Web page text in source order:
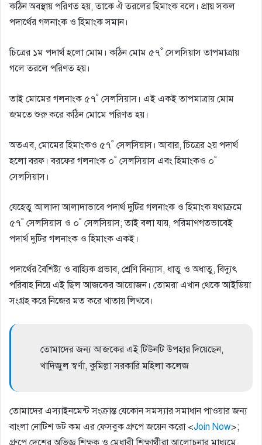
কঠিন অবস্থায় পরিণত হয়, তাকে ঐ তরলের হিমাংক বলে। প্রায় সকল
পদার্থের গলনাংক ও হিমাংক সমান।
চিত্রের ১ম পদার্থ হলো মোম। কঠিন মোম ৫৭˚ সেলসিয়াস তাপমাত্রায়
গলে তরলে পরিণত হয়।
তাই মোমের গলনাংক ৫৭˚ সেলসিয়াস। এই একই তাপমাত্রায় মোম
জমতে শুরু করে কঠিন মোমে পরিণত হয়।
অতএব, মোমের হিমাংকও ৫৭˚ সেলসিয়াস। আবার, চিত্রের ২য় পদার্থ
হলো বরফ। বরফের গলনাংক ০˚ সেলসিয়াস এবং হিমাংকও ০˚
সেলসিয়াস।
যেহেতু আলাদা আলাদাভাবে পদার্থ দুটির গলনাংক ও হিমাংক যথাক্রমে
৫৭˚ সেলসিয়াস ও ০˚ সেলসিয়াস; তাই বলা যায়, পরিমাণগতভাবেই
পদার্থ দুটির গলনাংক ও হিমাংক একই।
পদার্থের বৈশিষ্ট্য ও বাহ্যিক প্রভাব, শ্রেণি বিন্যাস, ধাতু ও অধাতু, বিদ্যুৎ
পরিবাহ নিয়ে এই ছিল আজকের আয়োজন। তোমরা এখান থেকে আইডিয়া
সংগ্রহ করে নিজের মত করে খাতায় লিখবে।
তোমাদের জন্য আজকের এই টিউনটি উপহার দিয়েছেন,
খাদিজুল স্বর্ণা, কুমিল্লা সরকারি মহিলা কলেজ
তোমাদের এস্যাইনমেন্ট সংক্রান্ত যেকোন সমস্যার সমাধান পাওয়ার জন্য
বাংলা নোটিশ ডট কম এর ফেসবুক গ্রুপে জয়েন করো <Join Now>;